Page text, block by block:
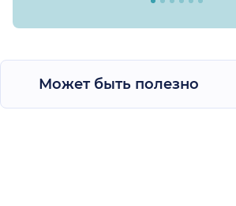
Может быть полезно